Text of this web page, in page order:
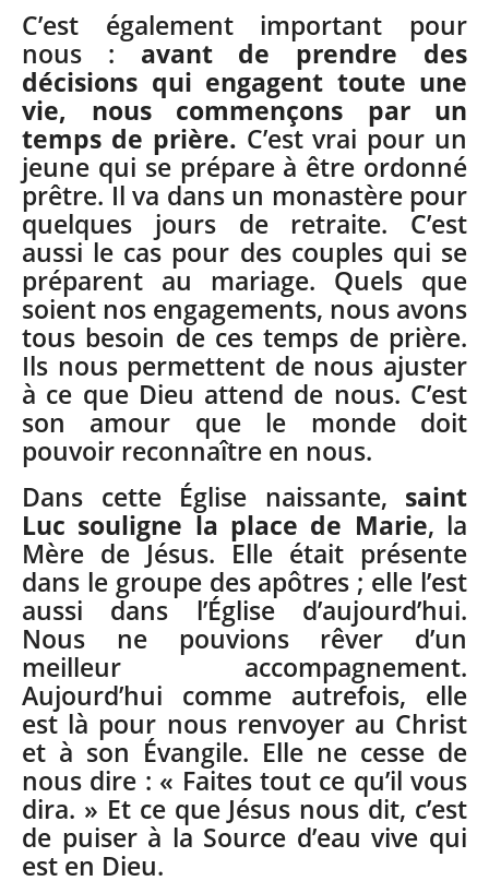
C’est également important pour
nous :
avant de prendre des
décisions qui engagent toute une
vie, nous commençons par un
temps de prière. C’est vrai pour un
jeune qui se prépare à être ordonné
prêtre. Il va dans un monastère pour
quelques jours de retraite. C’est
aussi le cas pour des couples qui se
préparent au mariage. Quels que
soient nos engagements, nous avons
tous besoin de ces temps de prière.
Ils nous permettent de nous ajuster
à ce que Dieu attend de nous. C’est
son amour que le monde doit
pouvoir reconnaître en nous.
Dans cette Église naissante, saint
Luc souligne la place de Marie, la
Mère de Jésus. Elle était présente
dans le groupe des apôtres ; elle l’est
aussi dans l’Église d’aujourd’hui.
Nous ne pouvions rêver d’un
meilleur accompagnement.
Aujourd’hui comme autrefois, elle
est là pour nous renvoyer au Christ
et à son Évangile. Elle ne cesse de
nous dire : « Faites tout ce qu’il vous
dira. » Et ce que Jésus nous dit, c’est
de puiser à la Source d’eau vive qui
est en Dieu.